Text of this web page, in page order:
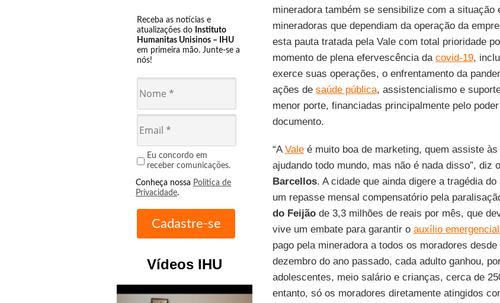
Receba as notícias e
atualizações do Instituto
Humanitas Unisinos – IHU
em primeira mão. Junte-se a
nós!
Eu concordo em
receber comunicações.
Conheça nossa Política de
Privacidade.
Vídeos IHU
mineradora também se sensibilize com a situação
mineradoras que dependiam da operação da
esta pauta tratada pela Vale com total prioridade
momento de plena efervescência da covid-19,
exerce suas operações, o enfrentamento da
ações de saúde pública, assistencialismo e
menor porte, financiadas principalmente pelo
documento.
“AValeé muito boa de marketing, quem assiste
ajudando todo mundo, mas não é nada disso”, diz
Barcellos. A cidade que ainda digere a tragédia
um repasse mensal compensatório pela
do Feijãode 3,3 milhões de reais por mês, que
vive um embate para garantir o auxílio
pago pela mineradora a todos os moradores
dezembro do ano passado, cada adulto ganhou,
adolescentes, meio salário e crianças, cerca de
entanto, só os moradores diretamente atingidos